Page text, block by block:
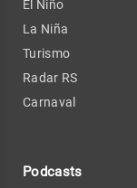
El Niño
La Niña
Turismo
Radar RS
Carnaval
Podcasts